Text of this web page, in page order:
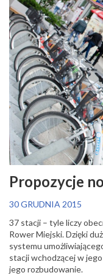
Propozycje
30 GRUDNIA 2015
37 stacji – tyle liczy
Rower Miejski. Dzięki
systemu
stacji wchodzącej w
jego rozbudowanie.